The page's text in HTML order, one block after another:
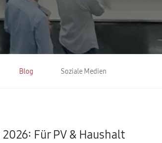
Blog Soziale Medien
Für PV & Haushalt